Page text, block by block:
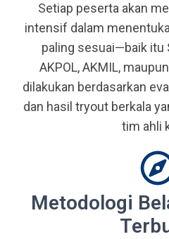
Setiap peserta akan
intensif dalam
paling sesuai—baik itu
AKPOL, AKMIL,
dilakukan berdasarkan
dan hasil tryout berkala
tim ahli
Metodologi